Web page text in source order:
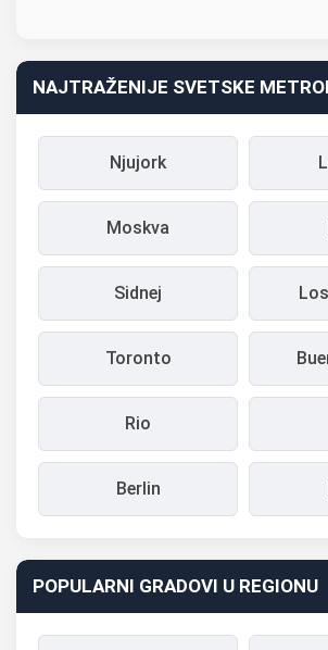
NAJTRAŽENIJE SVETSKE
Njujork
Moskva
Sidnej
Toronto
Rio
Berlin
POPULARNI GRADOVI U REGIONU